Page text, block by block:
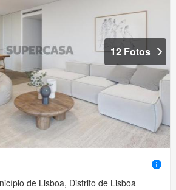
12 Fotos
de Lisboa, Distrito de Lisboa